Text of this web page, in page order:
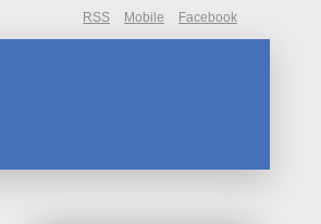
RSS Mobile Facebook